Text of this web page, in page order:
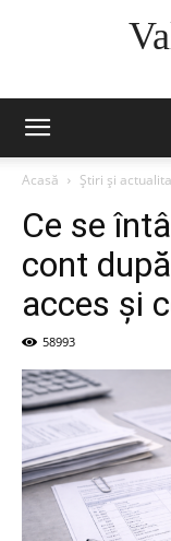
Acasă Știri și
Ce se
cont
acces și
58993